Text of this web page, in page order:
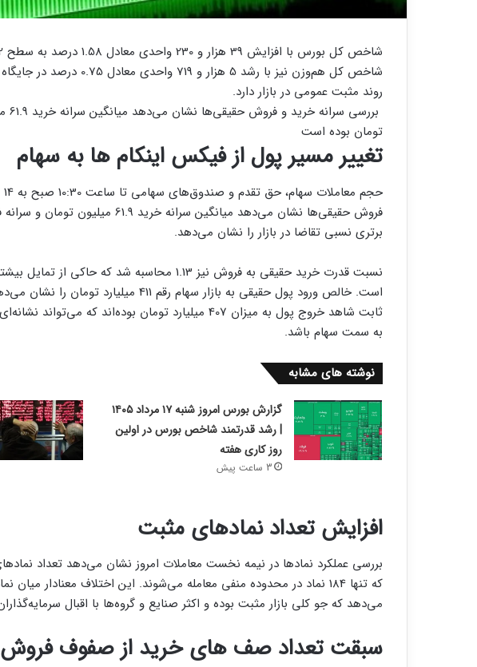
روند مثبت عمومی در بازار دارد.
تومان بوده است
تغییر مسیر پول از فیکس اینکام ها به سهام
برتری نسبی تقاضا در بازار را نشان می‌دهد.
نسبت قدرت خرید حقیقی به فروش نیز 1.13 محاسبه شد
است. خالص ورود پول حقیقی به بازار سهام رقم
ثابت شاهد خروج پول به میزان 407 میلیارد تومان بوده‌اند که
به سمت سهام باشد.
نوشته های مشابه
گزارش بورس امروز شنبه ۱۷ مرداد ۱۴۰۵
| رشد قدرتمند شاخص بورس در اولین
روز کاری هفته
3 ساعت پیش
افزایش تعداد نمادهای مثبت
که تنها 184 نماد در محدوده منفی معامله می‌شوند. این اختلاف معنادار
می‌دهد که جو کلی بازار مثبت بوده و اکثر صنایع و گروه‌ها با اقبال
سبقت تعداد صف های خرید از صفوف فروش